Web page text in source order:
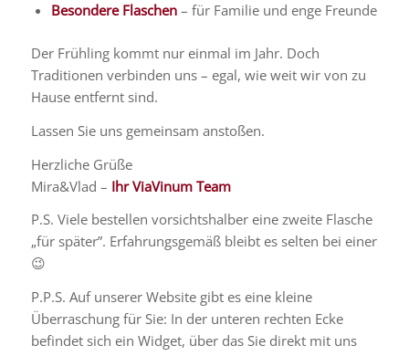
Besondere Flaschen– für Familie und enge Freunde
Der Frühling kommt nur einmal im Jahr. Doch
Traditionen verbinden uns – egal, wie weit wir von zu
Hause entfernt sind.
Lassen Sie uns gemeinsam anstoßen.
Herzliche Grüße
Mira&Vlad – Ihr ViaVinum Team
P.S. Viele bestellen vorsichtshalber eine zweite Flasche
„für später”. Erfahrungsgemäß bleibt es selten bei einer
😉
P.P.S. Auf unserer Website gibt es eine kleine
Überraschung für Sie: In der unteren rechten Ecke
befindet sich ein Widget, über das Sie direkt mit uns